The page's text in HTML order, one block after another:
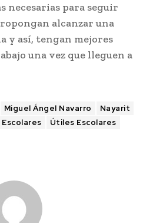
necesarias para seguir
alcanzar una
y así, tengan mejores
una vez que lleguen a
Miguel Ángel Navarro
Nayarit
Útiles Escolares